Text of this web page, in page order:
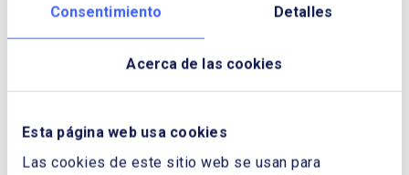
Consentimiento Detalles
Acerca de las cookies
Esta página web usa cookies
Las cookies de este sitio web se usan para
TELÉFONO: